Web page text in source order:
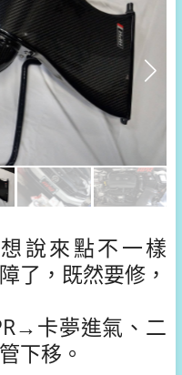
想說來點不一樣
了，既然要修，
卡夢進氣、二
下移。